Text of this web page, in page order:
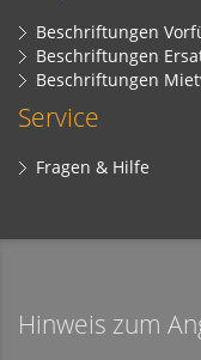
Beschriftungen
Beschriftungen
Beschriftungen
Service
Fragen & Hilfe
Hinweis zum